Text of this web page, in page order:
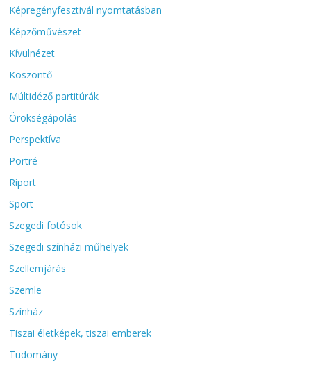
Képregényfesztivál nyomtatásban
Képzőművészet
Kívülnézet
Köszöntő
Múltidéző partitúrák
Örökségápolás
Perspektíva
Portré
Riport
Sport
Szegedi fotósok
Szegedi színházi műhelyek
Szellemjárás
Szemle
Színház
Tiszai életképek, tiszai emberek
Tudomány